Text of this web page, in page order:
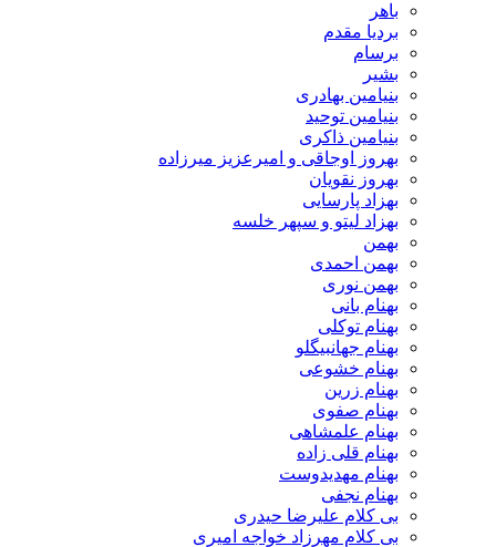
بردیا مقدم
بنیامین بهادری
بنیامین توحید
بنیامین ذاکری
بهروز اوجاقی و امیرعزیز میرزاده
بهروز نقویان
بهزاد پارسایی
بهزاد لیتو و سپهر خلسه
بهمن احمدی
بهمن نوری
بهنام بانی
بهنام توکلی
بهنام جهانبیگلو
بهنام خشوعی
بهنام زرین
بهنام صفوی
بهنام علمشاهی
بهنام قلی زاده
بهنام مهدیدوست
بهنام نجفی
بی کلام علیرضا حیدری
بی کلام مهرزاد خواجه امیری